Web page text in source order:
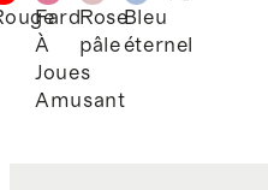
Fard
À
Joues
Amusant
Rose
pâle
Bleu
éternel